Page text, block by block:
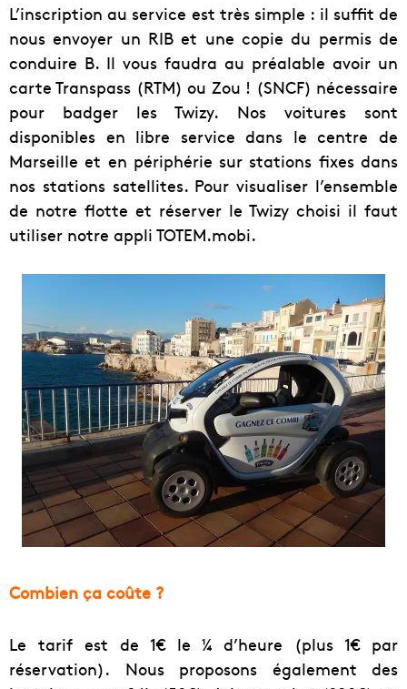
L’inscription au service est très simple : il suffit de
nous envoyer un RIB et une copie du permis de
conduire B. Il vous faudra au préalable avoir un
carte Transpass (RTM) ou Zou ! (SNCF) nécessaire
pour badger les Twizy. Nos voitures sont
disponibles en libre service dans le centre de
Marseille et en périphérie sur stations fixes dans
nos stations satellites. Pour visualiser l’ensemble
de notre flotte et réserver le Twizy choisi il faut
utiliser notre appli TOTEM.mobi.
Combien ça coûte ?
Le tarif est de 1€ le ¼ d’heure (plus 1€ par
réservation). Nous proposons également des